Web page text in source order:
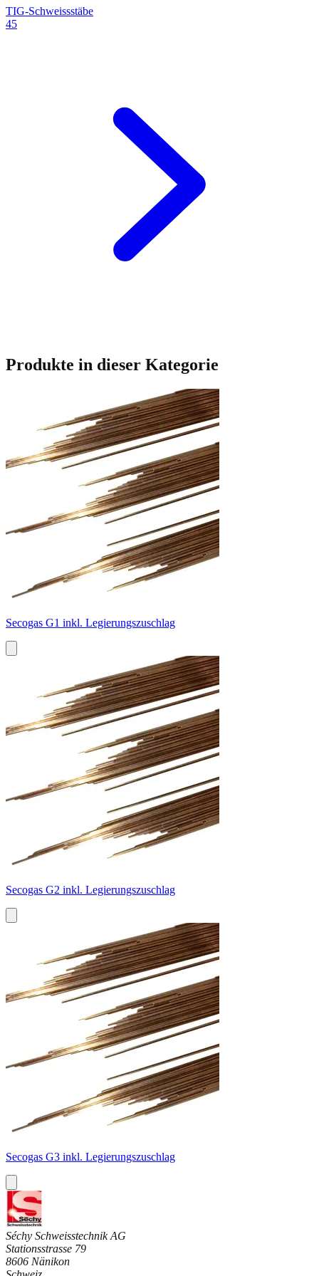
TIG-Schweissstäbe
45
Produkte in dieser Kategorie
Secogas G1 inkl. Legierungszuschlag
Secogas G2 inkl. Legierungszuschlag
Secogas G3 inkl. Legierungszuschlag
Séchy Schweisstechnik AG
Stationsstrasse 79
8606 Nänikon